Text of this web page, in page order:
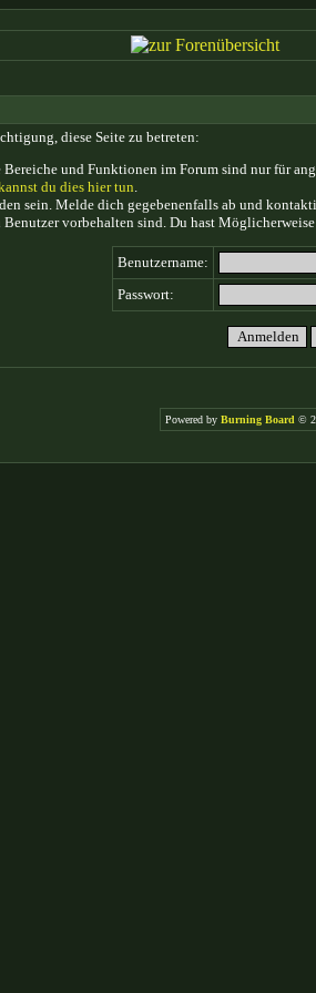
diese Seite zu betreten:
und Funktionen im Forum sind nur für
du dies hier tun.
sein. Melde dich gegebenenfalls ab und
vorbehalten sind. Du hast
Benutzername:
Passwort:
Powered by Burning Board ©